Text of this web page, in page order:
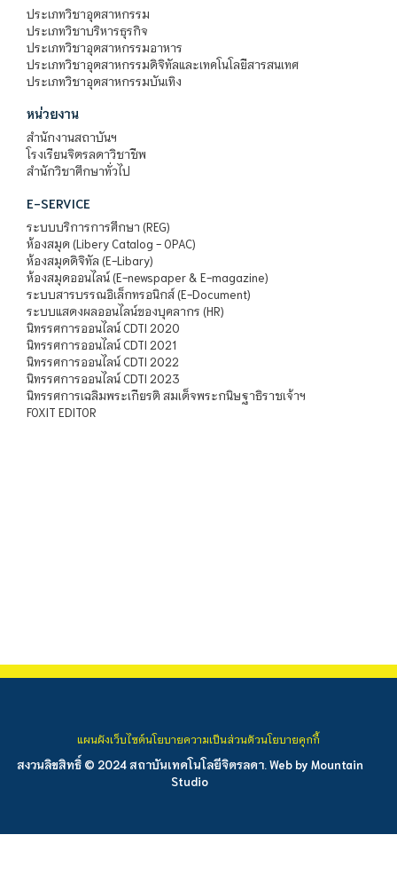
ประเภทวิชาอุตสาหกรรม
ประเภทวิชาบริหารธุรกิจ
ประเภทวิชาอุตสาหกรรมอาหาร
ประเภทวิชาอุตสาหกรรมดิจิทัลและเทคโนโลยีสารสนเทศ
ประเภทวิชาอุตสาหกรรมบันเทิง
หน่วยงาน
สำนักงานสถาบันฯ
โรงเรียนจิตรลดาวิชาชีพ
สำนักวิชาศึกษาทั่วไป
E-SERVICE
ระบบบริการการศึกษา (REG)
ห้องสมุด (Libery Catalog - OPAC)
ห้องสมุดดิจิทัล (E-Libary)
ห้องสมุดออนไลน์ (E-newspaper & E-magazine)
ระบบสารบรรณอิเล็กทรอนิกส์ (E-Document)
ระบบแสดงผลออนไลน์ของบุคลากร (HR)
นิทรรศการออนไลน์ CDTI 2020
นิทรรศการออนไลน์ CDTI 2021
นิทรรศการออนไลน์ CDTI 2022
นิทรรศการออนไลน์ CDTI 2023
นิทรรศการเฉลิมพระเกียรติ สมเด็จพระกนิษฐาธิราชเจ้าฯ
FOXIT EDITOR
สงวนลิขสิทธิ์ © 2024 สถาบันเทคโนโลยีจิตรลดา. Web by Mountain
Studio
แผนผังเว็บไซต์นโยบายความเป็นส่วนตัวนโยบายคุกกี้